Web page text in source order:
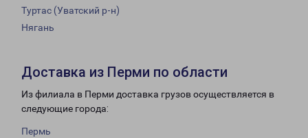
Туртас (Уватский р-н)
Нягань
Доставка из Перми по области
Из филиала в Перми доставка грузов осуществляется в
следующие города:
Пермь